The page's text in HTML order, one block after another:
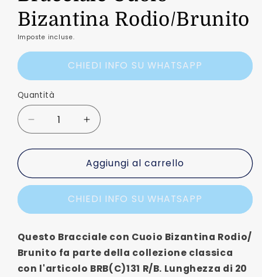
Bizantina Rodio/Brunito
Imposte incluse.
CHIEDI INFO SU WHATSAPP
Quantità
Quantità
Diminuisci
quantità
per
Cuoio
Bizantina
Rodio/Brunito
Aumenta
quantità
per
Bracciale
Cuoio
Bizantina
Rodio/Brunito
Aggiungi al carrello
CHIEDI INFO SU WHATSAPP
Questo Bracciale con Cuoio Bizantina Rodio/
Brunito fa parte della collezione classica
con l'articolo BRB(C)131 R/B. Lunghezza di 20